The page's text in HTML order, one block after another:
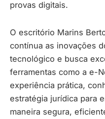
provas digitais.
O escritório Marins
contínua as inovações
tecnológico e busca
ferramentas como a e-
experiência prática,
estratégia jurídica para
maneira segura,